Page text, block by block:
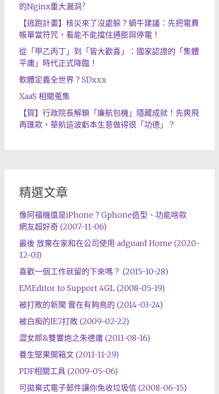
的Nginx重大漏洞?
【逃跑計畫】核災來了沒處躲？蝸牛建議：先把電費
帳單當符咒，看能不能擋住通膨與停電！
從「甲乙丙丁」到「皆大歡喜」：國家認證的「集體
平庸」時代正式降臨！
軟體定義全世界？SDxxx
XaaS 相關蒐集
【賀】行政院長解鎖「廉航包機」隱藏成就！先爽飛
再匯款，華航這波虧本生意做得很「功德」？
精選文章
像阿福機還是iPhone？Gphone造型、功能啥款
網友超好奇 (2007-11-06)
最後 放棄在家和在公司使用 adguard Home (2020-
12-03)
喜歡一個工作就留的下來嗎？ (2015-10-28)
EMEditor to Support 4GL (2008-05-19)
被打敗的新聞 實在有夠鳥的 (2014-03-24)
被白痴的IE7打敗 (2009-02-22)
澀女郎&雙響炮之朱德庸 (2011-08-16)
養生堅果開箱文 (2011-11-29)
PDF相關工具 (2009-05-06)
可拋棄式電子郵件讓你免收垃圾信 (2008-06-15)